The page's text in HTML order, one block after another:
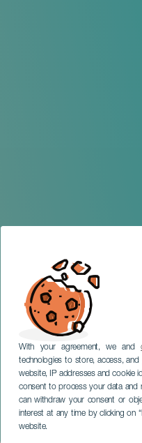
With your agreement, we and
technologies to store, access,
website, IP addresses and cookie
consent to process your data and
can withdraw your consent or
interest at any time by clicking on
website.Фестиваль
ТЕНЕРИФЕ